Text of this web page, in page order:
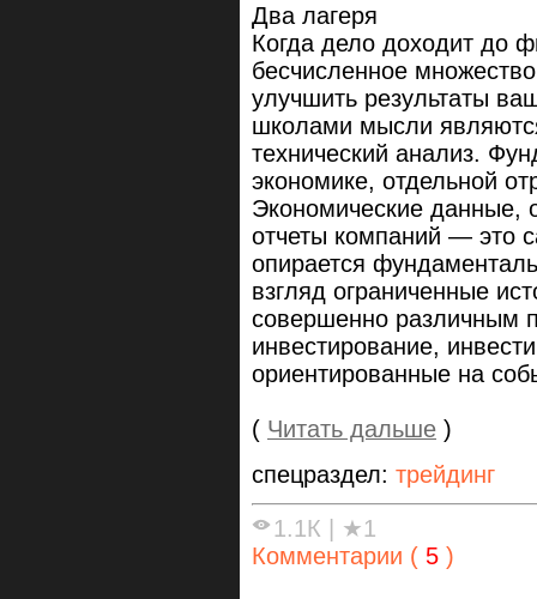
Два лагеря
Когда дело доходит до
бесчисленное
улучшить результаты
школами мысли
технический анализ.
экономике, отдельной
Экономические данные,
отчеты компаний — это
опирается
взгляд ограниченные
совершенно различным
инвестирование,
ориентированные на
( Читать дальше )
спецраздел: трейдинг
1.1К
★1
Комментарии ( 5 )